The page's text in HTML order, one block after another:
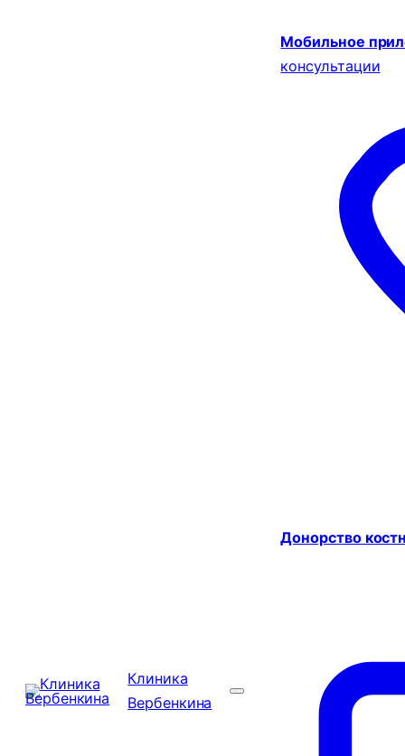
Клиника
Вербенкина
Мобильное
консультации
Донорство